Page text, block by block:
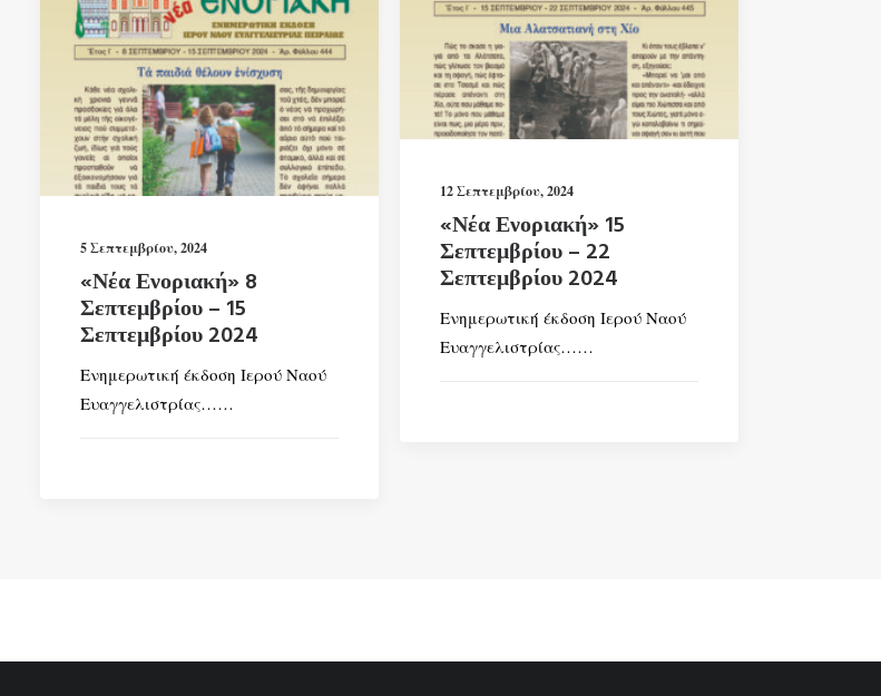
12 Σεπτεμβρίου, 2024
«Νέα Ενοριακή» 15
Σεπτεμβρίου – 22
Σεπτεμβρίου 2024
Ενημερωτική έκδοση Ιερού Ναού
Ευαγγελιστρίας……
5 Σεπτεμβρίου, 2024
«Νέα Ενοριακή» 8
Σεπτεμβρίου – 15
Σεπτεμβρίου 2024
Ενημερωτική έκδοση Ιερού Ναού
Ευαγγελιστρίας……